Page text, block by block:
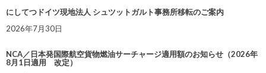
にしてつドイツ現地法人 シュツットガルト事務所移転のご案内
2026年7月30日
NCA／日本発国際航空貨物燃油サーチャージ適用額のお知らせ（2026年
8月1日適用 改定）